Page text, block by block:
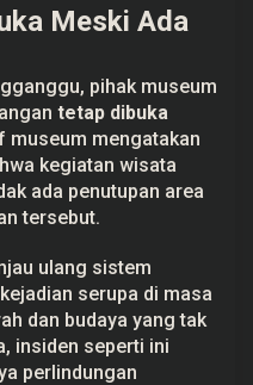
Meski Ada
pihak museum
tetap dibuka
museum mengatakan
kegiatan wisata
ada penutupan area
tersebut.
ulang sistem
serupa di masa
dan budaya yang tak
insiden seperti ini
perlindungan